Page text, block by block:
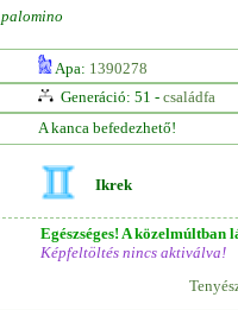
palomino
Apa: 1390278
Generáció: 51 - családfa
A kanca befedezhető!
Ikrek
Egészséges! A közelmúltban
Képfeltöltés nincs aktiválva!